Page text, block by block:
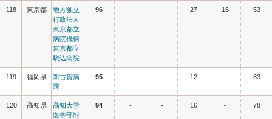
118 東京都
地方独立
行政法人
東京都立
病院機構
東京都立
駒込病院
96 - - 27 16 53
119 福岡県
新古賀病
院
95 - - 12 - 83
120 高知県
高知大学
医学部附
94 - - 16 - 78